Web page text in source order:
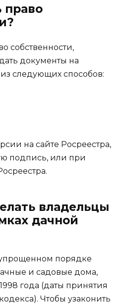
право
собственности,
документы на
следующих способов:
на сайте Росреестра,
подпись, или при
владельцы
дачной
порядке
и садовые дома,
года (даты принятия
Чтобы узаконить